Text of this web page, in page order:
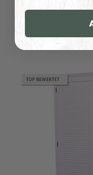
Dazu
TOP BEWERTET